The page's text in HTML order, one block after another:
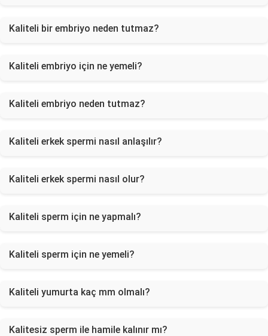
Kaliteli bir embriyo neden tutmaz?
Kaliteli embriyo için ne yemeli?
Kaliteli embriyo neden tutmaz?
Kaliteli erkek spermi nasıl anlaşılır?
Kaliteli erkek spermi nasıl olur?
Kaliteli sperm için ne yapmalı?
Kaliteli sperm için ne yemeli?
Kaliteli yumurta kaç mm olmalı?
Kalitesiz sperm ile hamile kalınır mı?